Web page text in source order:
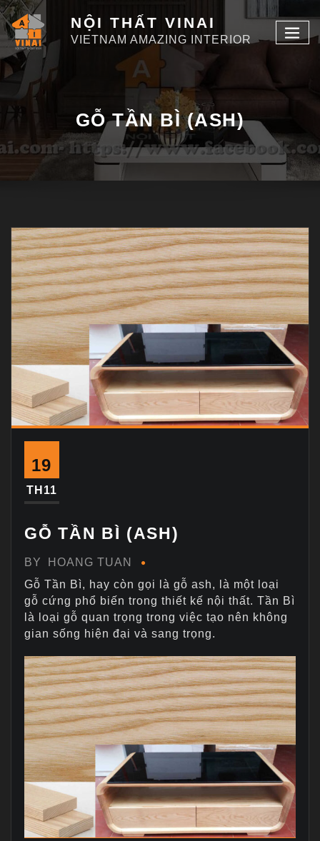
NỘI THẤT VINAI
VIETNAM AMAZING INTERIOR
GỖ TẦN BÌ (ASH)
19
TH11
GỖ TẦN BÌ (ASH)
BY
HOANG TUAN
Gỗ Tần Bì, hay còn gọi là gỗ ash, là một loại
gỗ cứng phổ biến trong thiết kế nội thất. Tần Bì
là loại gỗ quan trọng trong việc tạo nên không
gian sống hiện đại và sang trọng.